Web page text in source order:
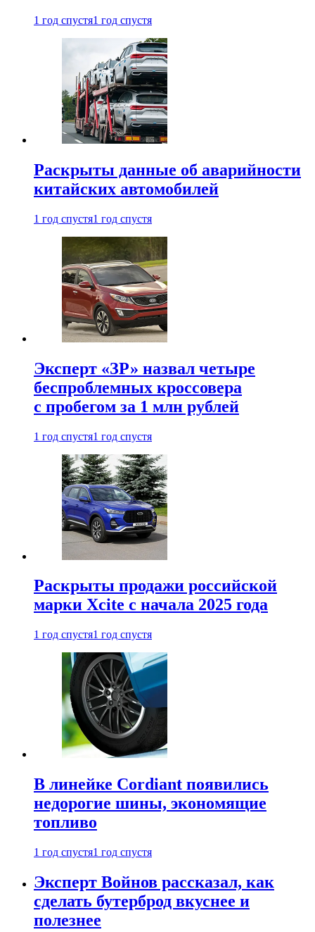
1 год спустя1 год спустя
Раскрыты данные об аварийности
китайских автомобилей
1 год спустя1 год спустя
Эксперт «ЗР» назвал четыре
беспроблемных кроссовера
с пробегом за 1 млн рублей
1 год спустя1 год спустя
Раскрыты продажи российской
марки Xcite с начала 2025 года
1 год спустя1 год спустя
В линейке Cordiant появились
недорогие шины, экономящие
топливо
1 год спустя1 год спустя
Эксперт Войнов рассказал, как
сделать бутерброд вкуснее и
полезнее